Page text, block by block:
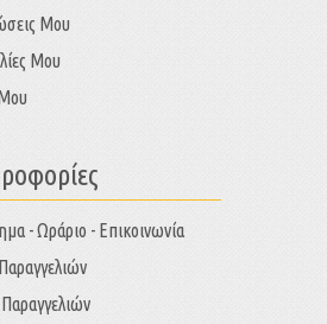
Μου
Μου
- Ωράριο - Επικοινωνία